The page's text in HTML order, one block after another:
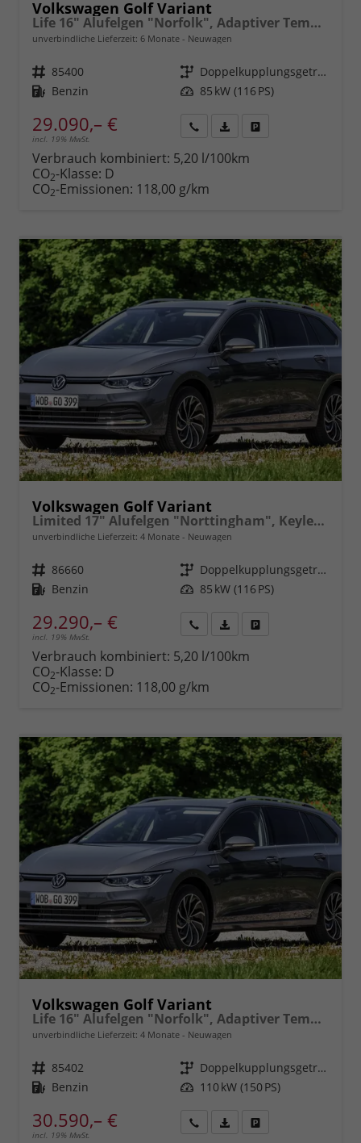
Volkswagen Golf Variant
Life 16" Alufelgen "Norfolk", Adaptiver Tempomat ACC, Sicht-Paket, Digital Cockpit Pro, LED-Scheinwerfer, Radio Composition 10,3" + Wireless App-Connect, Parksensoren vorn und hinten, Climatronic, M-Lederlenkrad, Reserverad, Dachreling uvm.
unverbindliche Lieferzeit: 6 Monate Neuwagen
Fahrzeugnr. 85400 Getriebe
Doppelkupplungsgetriebe (DSG)
Kraftstoff Benzin Leistung 85 kW (116 PS)
29.090,– €
incl. 19% MwSt.
anfordern
Datei,
Verbrauch kombiniert: 5,20 l/100km
CO2-Klasse: D
CO2-Emissionen: 118,00 g/km
Volkswagen Golf Variant
Limited 17" Alufelgen "Norttingham", Keyless-Paket mit elektrischem Kofferraumöffner + Alarm Adaptiver Tempomat ACC, Sicht-Paket, Digital Cockpit Pro, LED-Scheinwerfer, Radio Composition 10,3" Wireless App-Connect, Parksensoren vorn und hinten, Climatronic, M-
unverbindliche Lieferzeit: 4 Monate Neuwagen
Fahrzeugnr. 86660 Getriebe
Doppelkupplungsgetriebe (DSG)
Kraftstoff Benzin Leistung 85 kW (116 PS)
29.290,– €
incl. 19% MwSt.
anfordern
Datei,
Verbrauch kombiniert: 5,20 l/100km
CO2-Klasse: D
CO2-Emissionen: 118,00 g/km
Volkswagen Golf Variant
Life 16" Alufelgen "Norfolk", Adaptiver Tempomat ACC, Sicht-Paket, Digital Cockpit Pro, LED-Scheinwerfer, Radio Composition 10,3" + Wireless App-Connect, Parksensoren vorn und hinten, Climatronic, M-Lederlenkrad, Reserverad, Dachreling uvm.
unverbindliche Lieferzeit: 4 Monate Neuwagen
Fahrzeugnr. 85402 Getriebe
Doppelkupplungsgetriebe (DSG)
Kraftstoff Benzin Leistung 110 kW (150 PS)
30.590,– €
incl. 19% MwSt.